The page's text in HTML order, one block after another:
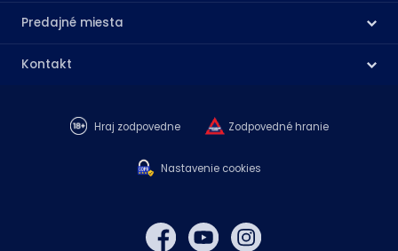
Predajné miesta
Kontakt
Hraj zodpovedne Zodpovedné hranie
Nastavenie cookies